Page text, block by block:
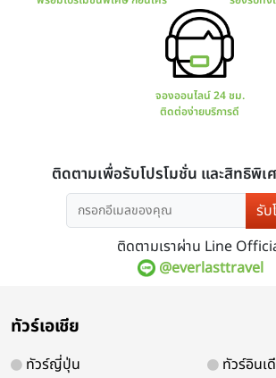
มีโปรแกรมทัวร์มากมาย
ทั้งไทยและต่างประเทศ
พร้อมโปรโมชั่นพิเศษ ก่อนใคร
รับ
ติดตามเราผ่าน Line
@everlasttravel
ทัวร์เอเชีย
ทัวร์ญี่ปุ่น
ทัวร์อินเ